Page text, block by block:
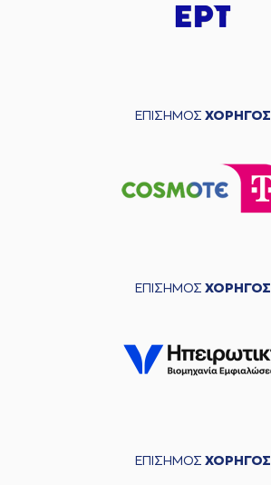
ΕΠΙΣΗΜΟΣ ΧΟΡΗΓΟΣ
ΕΠΙΣΗΜΟΣ ΧΟΡΗΓΟΣ
ΕΠΙΣΗΜΟΣ ΧΟΡΗΓΟΣ